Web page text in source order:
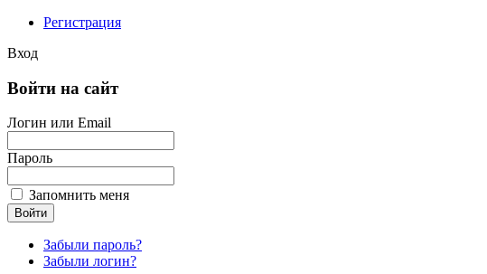
Регистрация
Вход
Войти на сайт
Логин или Email
Пароль
Запомнить меня
Забыли пароль?
Забыли логин?